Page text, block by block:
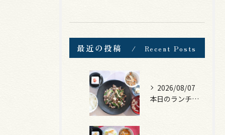
最近の投稿 Recent Posts
2026/08/07
本日のランチは、黒毛和牛のチャプチェ！